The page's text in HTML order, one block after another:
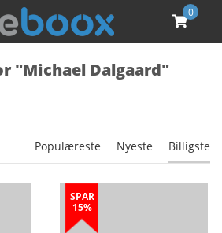
0
"Michael Dalgaard"
Populæreste Nyeste Billigste
SPAR
15%